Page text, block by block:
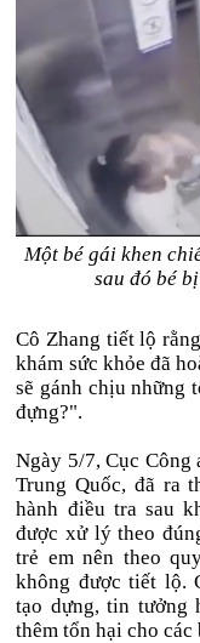
Một bé gái khen
sau đó bé
Cô Zhang tiết lộ
khám sức khỏe đã
sẽ gánh chịu những
đựng?".
Ngày 5/7, Cục
Trung Quốc, đã ra
hành điều tra sau
được xử lý theo
trẻ em nên theo
không được tiết lộ.
tạo dựng, tin tưởng
thêm tổn hại cho